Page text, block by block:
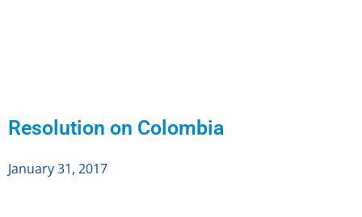
Resolution on Colombia
January 31, 2017